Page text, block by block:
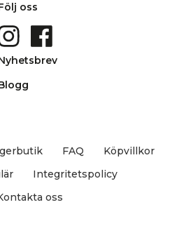
oss
FAQ
Köpvillkor
Integritetspolicy
oss